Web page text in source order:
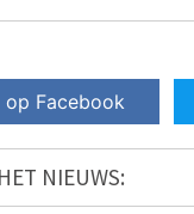
op Facebook
NIEUWS: